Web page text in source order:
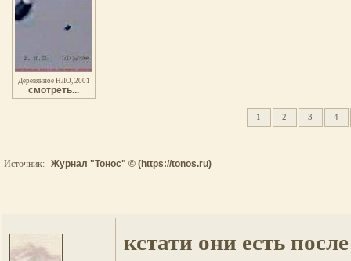
Деревянное НЛО, 2001
смотреть...
1 2 3 4
Источник: Журнал "Тонос" © (https://tonos.ru)
кстати они есть